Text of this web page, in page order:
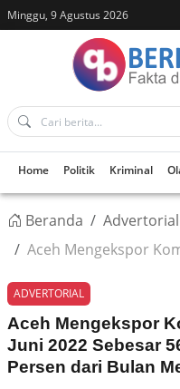
Minggu, 9 Agustus 2026
Home Politik Kriminal
Beranda
Advertorial
Aceh Mengekspor Komoditas Nonmigas Bulan
ADVERTORIAL
Aceh Mengekspor
Juni 2022 Sebesar
Persen dari Bulan